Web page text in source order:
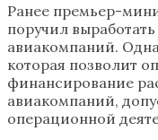
Ранее премьер-
поручил
авиакомпаний.
которая позволит
финансирование
авиакомпаний,
операционной